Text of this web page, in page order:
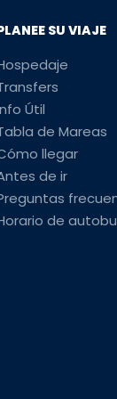
SU VIAJE
Útil
de Mareas
llegar
de ir
de